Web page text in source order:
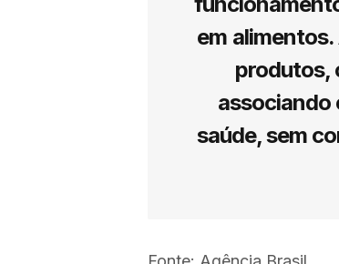
em
produtos,
associando
saúde, sem